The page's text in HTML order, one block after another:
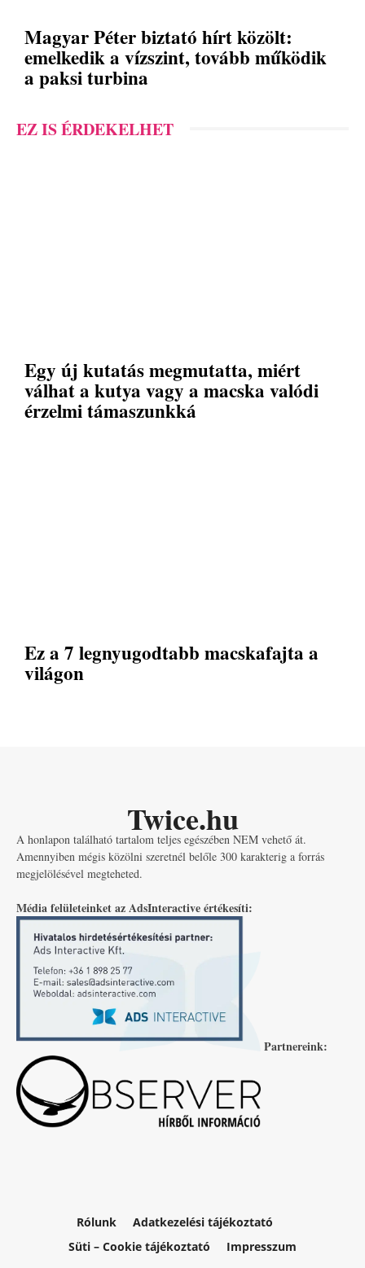
Magyar Péter biztató hírt közölt:
emelkedik a vízszint, tovább működik
a paksi turbina
EZ IS ÉRDEKELHET
Egy új kutatás megmutatta, miért
válhat a kutya vagy a macska valódi
érzelmi támaszunkká
Ez a 7 legnyugodtabb macskafajta a
világon
Twice.hu
A honlapon található tartalom teljes egészében NEM vehető át.
Amennyiben mégis közölni szeretnél belőle 300 karakterig a forrás
megjelölésével megteheted.
Média felületeinket az AdsInteractive értékesíti:
Partnereink:
Rólunk
Adatkezelési tájékoztató
Süti – Cookie tájékoztató
Impresszum